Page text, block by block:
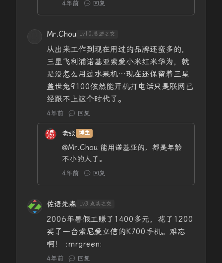
4年前 回复
Mr.Chou Lv10.莫逆之交
从出来工作到现在用过的品牌还蛮多的，
三星飞利浦诺基亚索爱小米红米华为，就
是没怎么用过水果机…现在还保留着三星
盖世兔9100依然能开机打电话只是联网已
经跟不上这个时代了。
4年前 回复
老张 博主
@Mr.Chou 能用诺基亚的，都是年龄
不小的人了。
4年前 回复
佐语先森 Lv3.点头之交
2006年暑假工赚了1400多元，花了1200
买了一台索尼爱立信的K700手机。难忘
啊！ :mrgreen:
4年前 回复